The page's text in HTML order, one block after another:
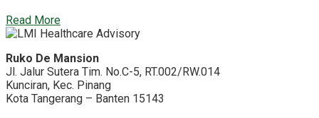
Read More
Ruko De Mansion
Jl. Jalur Sutera Tim. No.C-5, RT.002/RW.014
Kunciran, Kec. Pinang
Kota Tangerang – Banten 15143